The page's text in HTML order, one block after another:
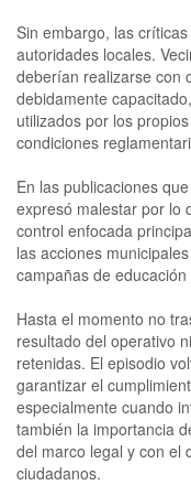
Sin embargo, las
autoridades locales.
deberían realizarse con
debidamente
utilizados por los
condiciones
En las publicaciones
expresó malestar por lo
control enfocada
las acciones
campañas de
Hasta el momento no
resultado del operativo
retenidas. El episodio
garantizar el
especialmente cuando
también la importancia
del marco legal y con el
ciudadanos.